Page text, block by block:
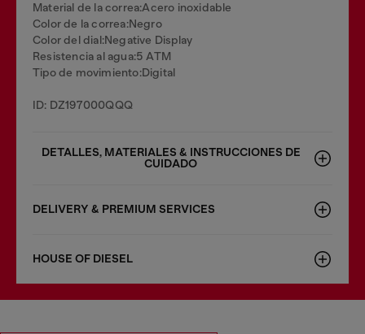
Material de la correa:Acero inoxidable
Color de la correa:Negro
Color del dial:Negative Display
Resistencia al agua:5 ATM
Tipo de movimiento:Digital
ID: DZ197000QQQ
DETALLES, MATERIALES & INSTRUCCIONES DE
CUIDADO
DELIVERY & PREMIUM SERVICES
HOUSE OF DIESEL